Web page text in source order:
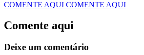
COMENTE AQUI COMENTE AQUI
Comente aqui
Deixe um comentário